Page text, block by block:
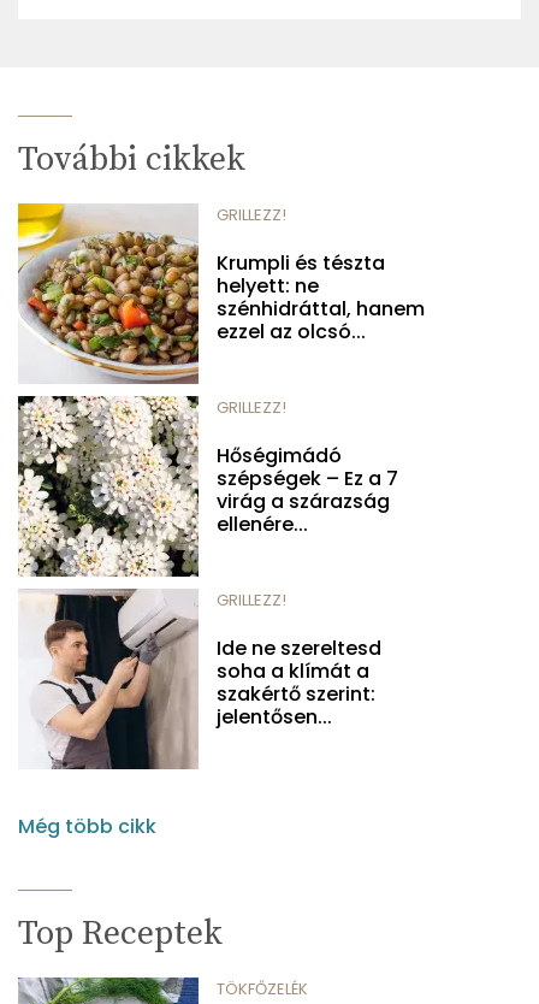
További cikkek
GRILLEZZ!
Krumpli és tészta
helyett: ne
szénhidráttal, hanem
ezzel az olcsó...
GRILLEZZ!
Hőségimádó
szépségek – Ez a 7
virág a szárazság
ellenére...
GRILLEZZ!
Ide ne szereltesd
soha a klímát a
szakértő szerint:
jelentősen...
Még több cikk
Top Receptek
TÖKFŐZELÉK